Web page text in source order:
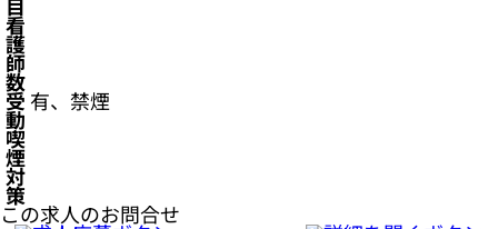
目
看
護
師
数
受
動
喫
煙
対
策
有、禁煙
この求人のお問合せ